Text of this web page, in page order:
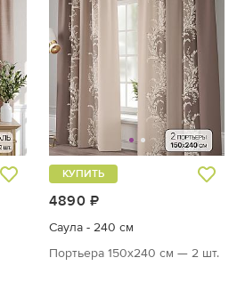
4890 ₽
КУПИТЬ
Саула - 240 см
Портьера 150х240 см — 2 шт.